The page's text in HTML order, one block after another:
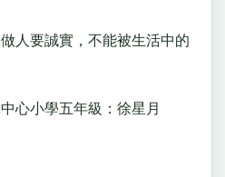
要誠實，不能被生活中的
小學五年級：徐星月